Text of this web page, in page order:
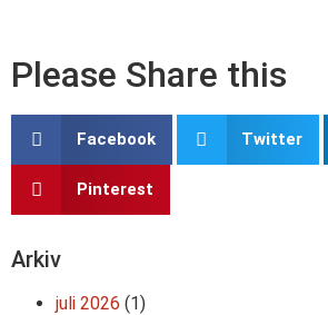
Please Share this
Facebook Twitter
Pinterest
Arkiv
juli 2026 (1)